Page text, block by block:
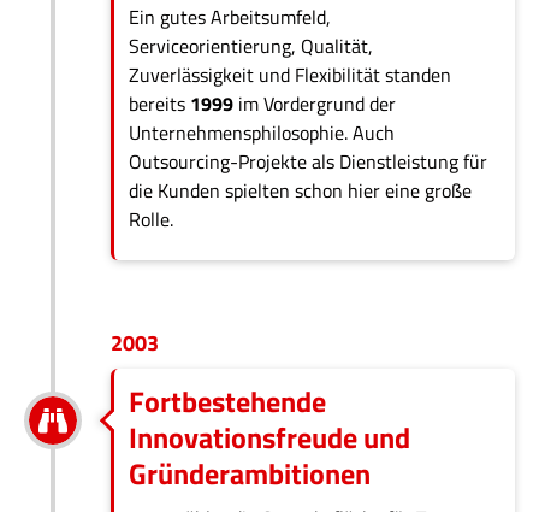
Ein gutes Arbeitsumfeld,
Serviceorientierung, Qualität,
Zuverlässigkeit und Flexibilität standen
bereits 1999 im Vordergrund der
Unternehmensphilosophie. Auch
Outsourcing-Projekte als Dienstleistung für
die Kunden spielten schon hier eine große
Rolle.
2003
Fortbestehende
Innovationsfreude und
Gründerambitionen